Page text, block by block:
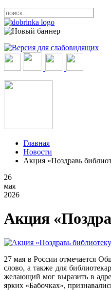
Главная
Новости
Акция «Поздравь
26
мая
2026
Акция
27 мая в России отмечается
слово, а также для
желающий мог выразить в
ярких «Бабочках»,